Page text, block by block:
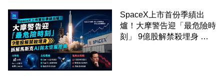
SpaceX上市首份季績出
爐！大摩警告迎「最危險時
刻」 9億股解禁殺埋身 拆